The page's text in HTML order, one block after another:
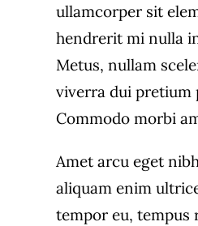
ullamcorper sit
hendrerit mi nulla
Metus, nullam
viverra dui pretium
Commodo morbi
Amet arcu eget
aliquam enim
tempor eu, tempus